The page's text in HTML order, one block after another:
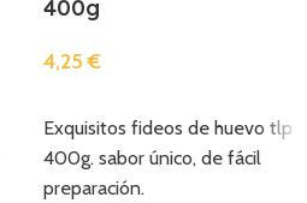
400g
4,25€
Exquisitos fideos de huevo tlp
400g. sabor único, de fácil
preparación.